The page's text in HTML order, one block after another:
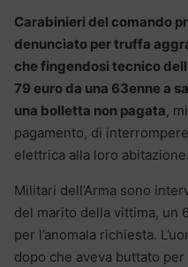
Carabinieri del comando
denunciato per truffa
che fingendosi tecnico
79 euro da una 63enne a
una bolletta non pagata,
pagamento, di
elettrica alla loro abitazione.
Militari dell’Arma sono
del marito della vittima, un
per l’anomala richiesta.
dopo che aveva buttato